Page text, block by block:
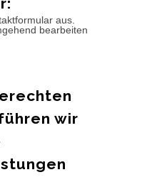
aus.
bearbeiten
wir